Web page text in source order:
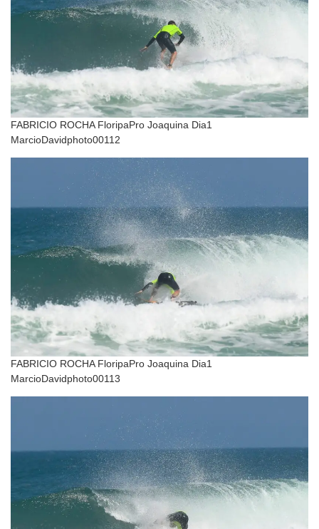
FABRICIO ROCHA FloripaPro Joaquina Dia1
MarcioDavidphoto00112
FABRICIO ROCHA FloripaPro Joaquina Dia1
MarcioDavidphoto00113